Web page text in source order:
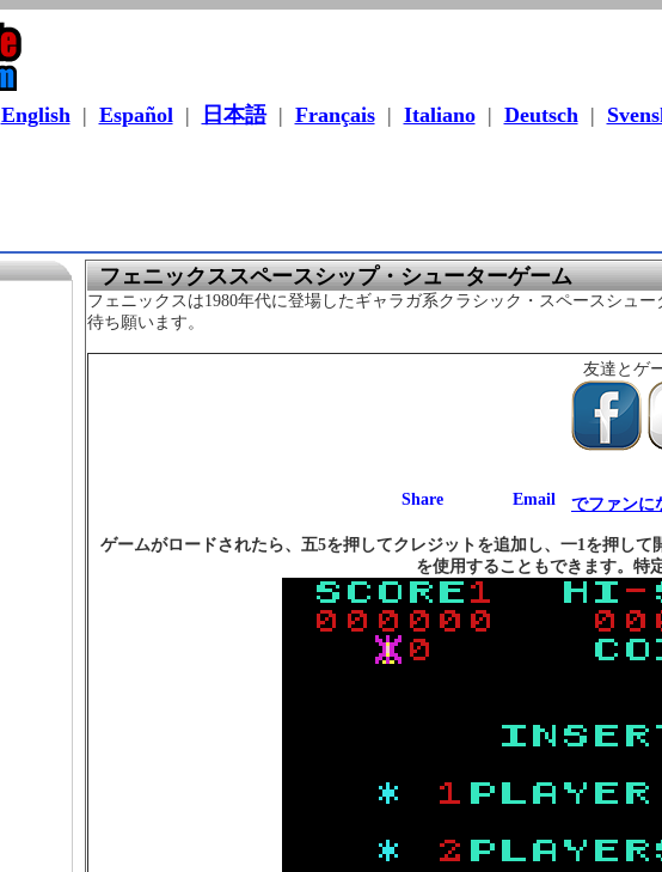
English| Español| 日本語| Français| Italiano| Deutsch|
フェニックススペースシップ・シューターゲーム
フェニックスは1980年代に登場したギャラガ系クラシック・スペースシュ
待ち願います。
友達とゲ
でファンに
ゲームがロードされたら、五5を押してクレジットを追加し、一1を押し
を使用することもできます。特